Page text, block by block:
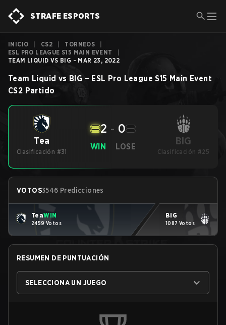
STRAFE ESPORTS
INICIO CS2 TORNEOS
ESL PRO LEAGUE S15 MAIN EVENT
TEAM LIQUID VS BIG - MAR 23, 2022
Team Liquid vs BIG – ESL Pro League S15 Main Event
CS2 Partido
Tea
Clasificación #31
WIN
2 - 0
LOSE BIG
Clasificación #25
VOTOS3546 Predicciones
TeaWIN
2459 Votos
BIG
1087 Votos
RESUMEN DE PUNTUACIÓN
SELECCIONA UN JUEGO